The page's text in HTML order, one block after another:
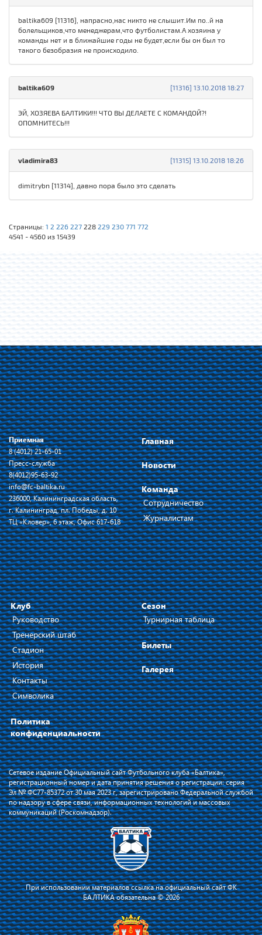
baltika609 [11316], напрасно,нас никто не слышит.Им по..й на
болельщиков,что менеджерам,что футболистам.А хозяина у
команды нет и в ближайшие годы не будет,если бы он был то
такого безобразия не происходило.
[11316] 13.10.2018 18:27
baltika609
ЭЙ, ХОЗЯЕВА БАЛТИКИ!!! ЧТО ВЫ ДЕЛАЕТЕ С КОМАНДОЙ?!
ОПОМНИТЕСЬ!!!
[11315] 13.10.2018 18:26
vladimira83
dimitrybn [11314], давно пора было это сделать
Страницы: 1 2 226 227 228 229 230 771 772
4541 - 4560 из 15439
Приемная
8 (4012) 21-65-01
Пресс-служба
8(4012)95-63-92
info@fc-baltika.ru
236000, Калининградская область,
г. Калининград, пл. Победы, д. 10
ТЦ «Кловер», 6 этаж, Офис 617-618
Главная
Новости
Команда
Сотрудничество
Журналистам
Клуб
Руководство
Тренерский штаб
Стадион
История
Контакты
Символика
Политика
конфиденциальности
Сезон
Турнирная таблица
Билеты
Галерея
Сетевое издание Официальный сайт Футбольного клуба «Балтика»,
регистрационный номер и дата принятия решения о регистрации: серия
Эл № ФС77-85372 от 30 мая 2023 г, зарегистрировано Федеральной службой
по надзору в сфере связи, информационных технологий и массовых
коммуникаций (Роскомнадзор).
При использовании материалов ссылка на официальный сайт ФК
БАЛТИКА обязательна © 2026